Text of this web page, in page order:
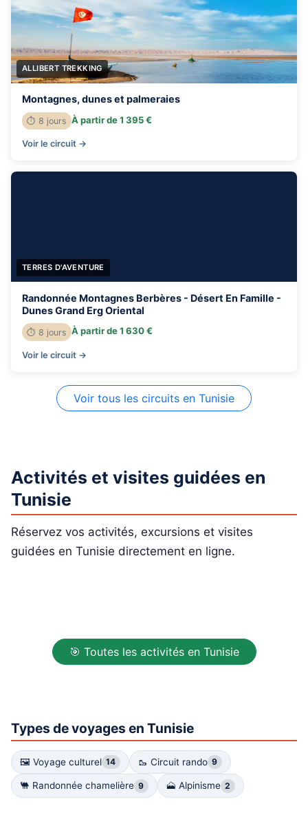
ALLIBERT TREKKING
Montagnes, dunes et palmeraies
⏱ 8 jours À partir de 1 395 €
Voir le circuit →
TERRES D'AVENTURE
Randonnée Montagnes Berbères - Désert En Famille -
Dunes Grand Erg Oriental
⏱ 8 jours À partir de 1 630 €
Voir le circuit →
Voir tous les circuits en Tunisie
Activités et visites guidées en
Tunisie
Réservez vos activités, excursions et visites
guidées en Tunisie directement en ligne.
🎯 Toutes les activités en Tunisie
Types de voyages en Tunisie
🖼 Voyage culturel 14 🥾 Circuit rando 9
🐫 Randonnée chamelière 9 🗻 Alpinisme 2